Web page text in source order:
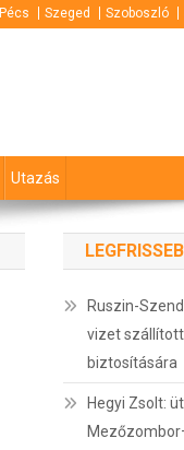
Pécs Szeged Szoboszló
Utazás
Ruszin-
vizet
biztosítására
Hegyi Zsolt: